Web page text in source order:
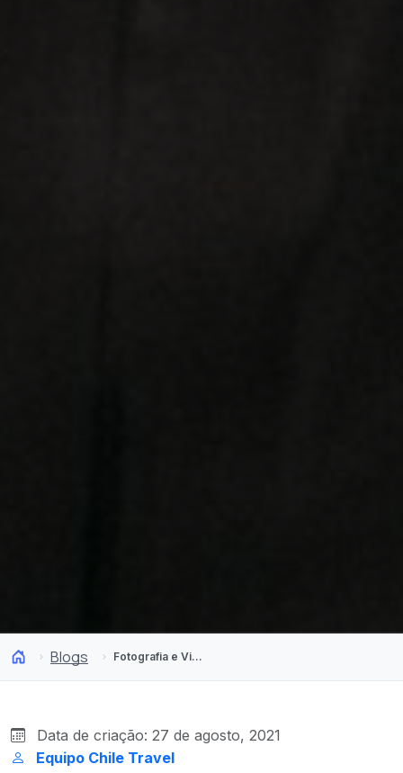
Blogs Fotografia e Viagem: Duas paixões dos nossos “Viajantes Fotográficos”
Data de criação: 27 de agosto, 2021
Equipo Chile Travel